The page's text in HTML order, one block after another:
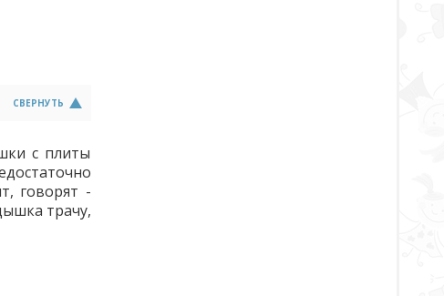
СВЕРНУТЬ
с плиты
говорят -
трачу,